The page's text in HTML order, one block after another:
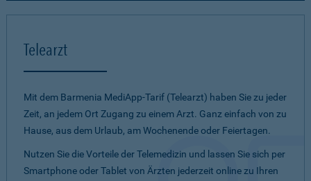
Telearzt
Mit dem Barmenia MediApp-Tarif (Telearzt) haben Sie zu jeder
Zeit, an jedem Ort Zugang zu einem Arzt. Ganz einfach von zu
Hause, aus dem Urlaub, am Wochenende oder Feiertagen.
Nutzen Sie die Vorteile der Telemedizin und lassen Sie sich per
Smartphone oder Tablet von Ärzten jederzeit online zu Ihren